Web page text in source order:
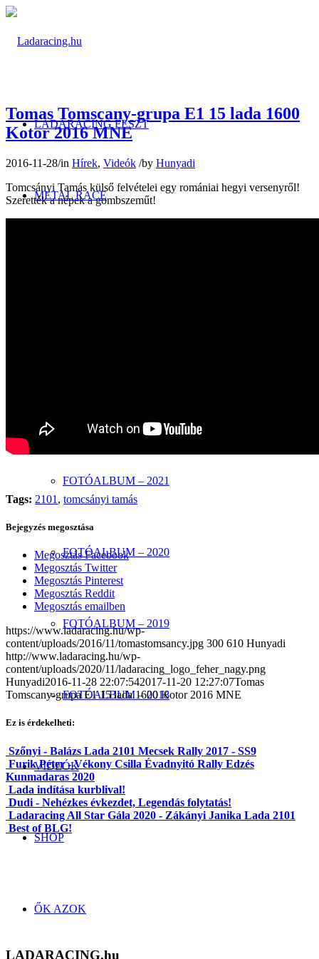
LADARACING FESZT
METAL RACE
FOTÓALBUM – 2021
FOTÓALBUM – 2020
FOTÓALBUM – 2019
FOTÓALBUM – 2018
VIDEÓK
SHOP
ŐK AZOK
Tomas Tomscany-grupa E1 15 lada 1600
Kotor 2016 MNE
2016-11-28/in Hírek, Videók /by Hunyadi
Tomcsányi Tamás külső felvételei egy romániai hegyi versenyről!
Szerették a népek a gombszeműt!
Tags: 2101 , tomcsányi tamás
Bejegyzés megosztása
Megosztás Facebook
Megosztás Twitter
Megosztás Pinterest
Megosztás Reddit
Megosztás emailben
https://www.ladaracing.hu/wp-
content/uploads/2016/11/tomastomsancy.jpg 300 610 Hunyadi
http://www.ladaracing.hu/wp-
content/uploads/2020/11/ladaracing_logo_feher_nagy.png
Hunyadi2016-11-28 22:07:542017-11-20 12:27:07Tomas
Tomscany-grupa E1 15 lada 1600 Kotor 2016 MNE
Ez is érdekelheti:
Szőnyi - Balázs Lada 2101 Mecsek Rally 2017 - SS9
Furik Péter - Vékony Csilla Évadnyitó Rally Edzés
Kunmadaras 2020
Lada indítása kurblival!
Dudi - Nehézkes évkezdet, Legendás folytatás!
Ladaracing All Star Gála 2020 - Zákányi Janika Lada 2101
Best of BLG!
LADARACING.hu